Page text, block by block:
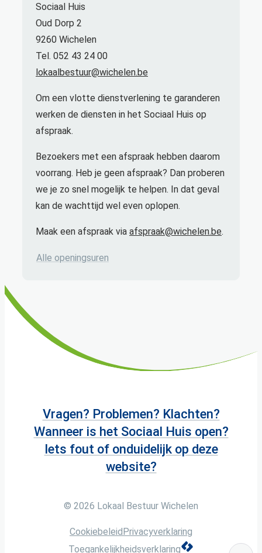
Sociaal Huis
Oud Dorp 2
9260 Wichelen
Tel. 052 43 24 00
lokaalbestuur@wichelen.be
Om een vlotte dienstverlening te garanderen
werken de diensten in het Sociaal Huis op
afspraak.
Bezoekers met een afspraak hebben daarom
voorrang. Heb je geen afspraak? Dan proberen
we je zo snel mogelijk te helpen. In dat geval
kan de wachttijd wel even oplopen.
Maak een afspraak via afspraak@wichelen.be.
Alle openingsuren
Vragen? Problemen? Klachten?
Wanneer is het Sociaal Huis open?
Iets fout of onduidelijk op deze
website?
© 2026 Lokaal Bestuur Wichelen
CookiebeleidPrivacyverklaring
ToegankelijkheidsverklaringLCP nv 2026 ©